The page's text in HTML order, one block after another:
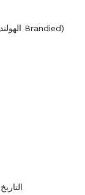
Boerenmeisjes (الهولندية المشمش Brandied)